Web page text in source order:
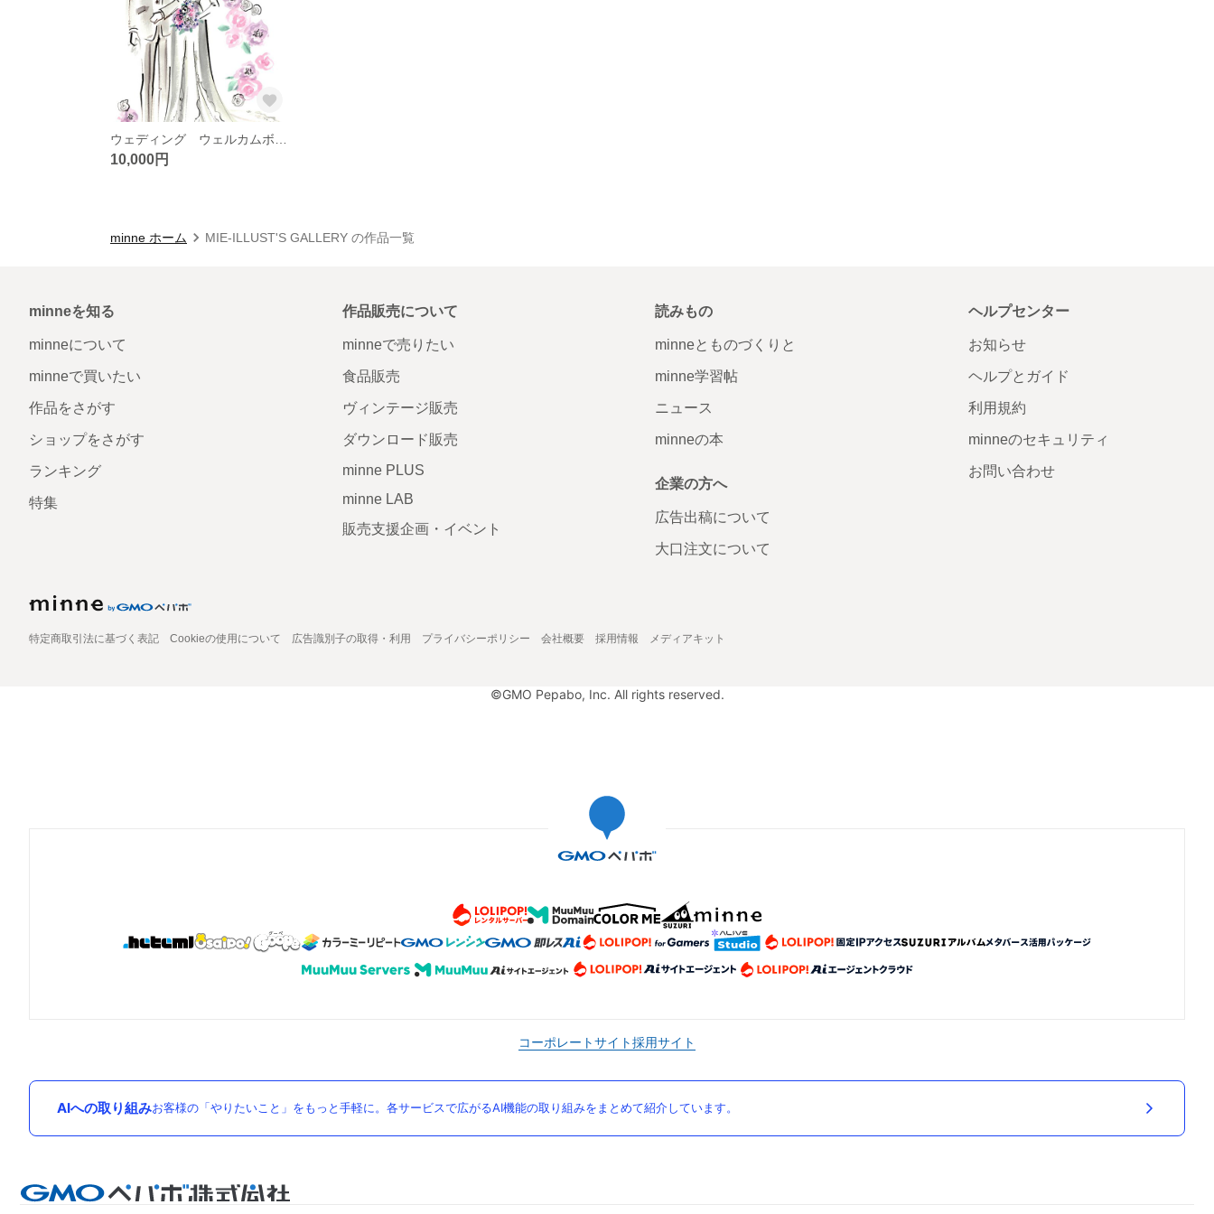
10,000円
minne ホーム MIE-ILLUST'S GALLERY の作品一覧
minneを知る
minneについて
minneで買いたい
作品をさがす
ショップをさがす
ランキング
特集
作品販売について
minneで売りたい
食品販売
ヴィンテージ販売
ダウンロード販売
minne PLUS
minne LAB
販売支援企画・イベント
読みもの
minneとものづくりと
minne学習帖
ニュース
minneの本
企業の方へ
広告出稿について
大口注文について
ヘルプセンター
お知らせ
ヘルプとガイド
利用規約
minneのセキュリティ
お問い合わせ
特定商取引法に基づく表記 Cookieの使用について 広告識別子の取得・利用 プライバシーポリシー 会社概要 採用情報 メディアキット
©GMO Pepabo, Inc. All rights reserved.
コーポレートサイト採用サイト
AIへの取り組みお客様の「やりたいこと」をもっと手軽に。各サービスで広がるAI機能の取り組みをまとめて紹介しています。